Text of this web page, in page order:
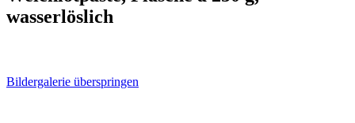
wasserlöslich
Bildergalerie überspringen